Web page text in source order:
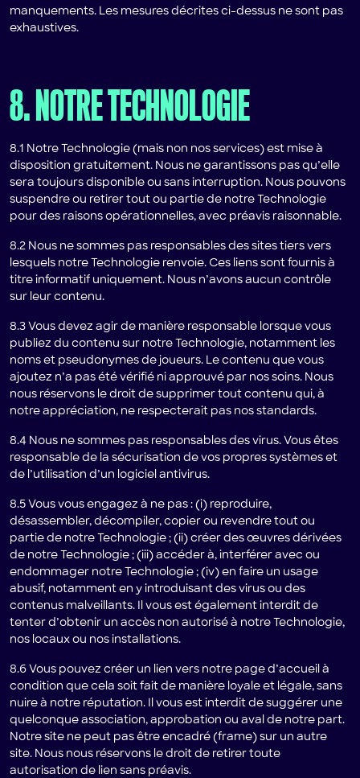
manquements. Les mesures décrites ci-dessus ne sont pas
exhaustives.
8. NOTRE TECHNOLOGIE
8.1 Notre Technologie (mais non nos services) est mise à
disposition gratuitement. Nous ne garantissons pas qu’elle
sera toujours disponible ou sans interruption. Nous pouvons
suspendre ou retirer tout ou partie de notre Technologie
pour des raisons opérationnelles, avec préavis raisonnable.
8.2 Nous ne sommes pas responsables des sites tiers vers
lesquels notre Technologie renvoie. Ces liens sont fournis à
titre informatif uniquement. Nous n’avons aucun contrôle
sur leur contenu.
8.3 Vous devez agir de manière responsable lorsque vous
publiez du contenu sur notre Technologie, notamment les
noms et pseudonymes de joueurs. Le contenu que vous
ajoutez n’a pas été vérifié ni approuvé par nos soins. Nous
nous réservons le droit de supprimer tout contenu qui, à
notre appréciation, ne respecterait pas nos standards.
8.4 Nous ne sommes pas responsables des virus. Vous êtes
responsable de la sécurisation de vos propres systèmes et
de l’utilisation d’un logiciel antivirus.
8.5 Vous vous engagez à ne pas : (i) reproduire,
désassembler, décompiler, copier ou revendre tout ou
partie de notre Technologie ; (ii) créer des œuvres dérivées
de notre Technologie ; (iii) accéder à, interférer avec ou
endommager notre Technologie ; (iv) en faire un usage
abusif, notamment en y introduisant des virus ou des
contenus malveillants. Il vous est également interdit de
tenter d’obtenir un accès non autorisé à notre Technologie,
nos locaux ou nos installations.
8.6 Vous pouvez créer un lien vers notre page d’accueil à
condition que cela soit fait de manière loyale et légale, sans
nuire à notre réputation. Il vous est interdit de suggérer une
quelconque association, approbation ou aval de notre part.
Notre site ne peut pas être encadré (frame) sur un autre
site. Nous nous réservons le droit de retirer toute
autorisation de lien sans préavis.